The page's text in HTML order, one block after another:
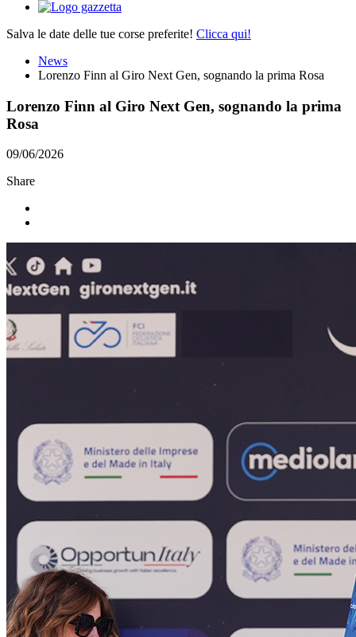
Salva le date delle tue corse preferite! Clicca qui!
News
Lorenzo Finn al Giro Next Gen, sognando la prima Rosa
Lorenzo Finn al Giro Next Gen, sognando la prima
Rosa
09/06/2026
Share